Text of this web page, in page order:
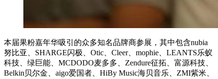
本届果粉嘉年华吸引的众多知名品牌商参展，其中包含nubia
努比亚、SHARGE闪极、Otic、Cleer、mophie、LEANTS乐蚁
科技、绿巨能、MCDODO麦多多、Zendure征拓、富源科技、
Belkin贝尔金、aigo爱国者、HiBy Music海贝音乐、ZMI紫米、